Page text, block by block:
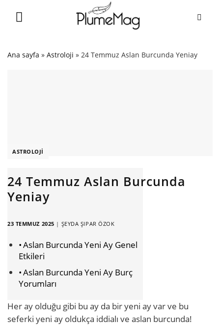
Ana sayfa » Astroloji » 24 Temmuz Aslan Burcunda Yeniay
ASTROLOJI
24 Temmuz Aslan Burcunda
Yeniay
23 TEMMUZ 2025 | ŞEYDA ŞIPAR ÖZOK
Aslan Burcunda Yeni Ay Genel
Etkileri
Aslan Burcunda Yeni Ay Burç
Yorumları
Her ay olduğu gibi bu ay da bir yeni ay var ve bu
seferki yeni ay oldukça iddialı ve aslan burcunda!